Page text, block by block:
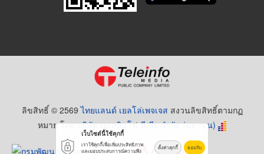
ลิขสิทธิ์ © 2569ไทยแลนด์ เยลโล่เพจเจส สงวนลิขสิทธิ์ตามกฏ
หมาย โดยบริษัท เทเลอินโฟ มีเดีย จำกัด (มหาชน)
เว็บไซต์นี้ใช้คุกกี้
เราใช้คุกกี้เพื่อเพิ่มประสิทธิภาพ
และมอบประสบการณ์ความพึง
ตั้งค่าคุกกี้ ยอมรับ